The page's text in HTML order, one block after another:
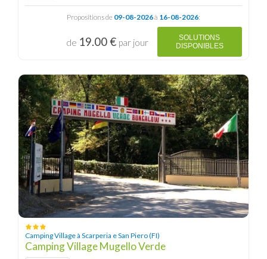
Propositions de 09-08-2026à 16-08-2026:
de 19.00 € par jour
SOLUTIONS
DISPONIBLES
Camping Village à Scarperia e San Piero (FI)
Camping Village Mugello Verde